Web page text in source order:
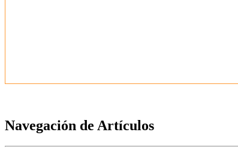
Navegación de Artículos